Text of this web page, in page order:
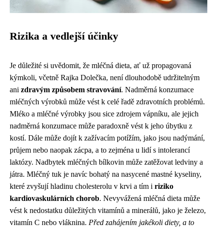
Rizika a vedlejší účinky
Je důležité si uvědomit, že mléčná dieta, ať už propagovaná
kýmkoli, včetně Rajka Dolečka, není dlouhodobě udržitelným
ani zdravým způsobem stravování. Nadměrná konzumace
mléčných výrobků může vést k celé řadě zdravotních problémů.
Mléko a mléčné výrobky jsou sice zdrojem vápníku, ale jejich
nadměrná konzumace může paradoxně vést k jeho úbytku z
kostí. Dále může dojít k zažívacím potížím, jako jsou nadýmání,
průjem nebo naopak zácpa, a to zejména u lidí s intolerancí
laktózy. Nadbytek mléčných bílkovin může zatěžovat ledviny a
játra. Mléčný tuk je navíc bohatý na nasycené mastné kyseliny,
které zvyšují hladinu cholesterolu v krvi a tím i riziko
kardiovaskulárních chorob. Nevyvážená mléčná dieta může
vést k nedostatku důležitých vitamínů a minerálů, jako je železo,
vitamín C nebo vláknina. Před zahájením jakékoli diety, a to